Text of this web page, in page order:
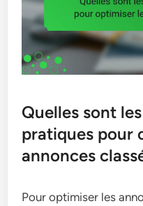
Quelles sont
pratiques pour
annonces
Pour optimiser les